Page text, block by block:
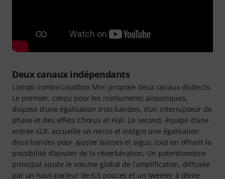
Deux canaux indépendants
L’ampli combo Loudbox Mini propose deux canaux distincts.
Le premier, conçu pour les instruments acoustiques,
dispose d’une égalisation trois bandes, d’un interrupteur de
phase et des effets Chorus et Hall. Le second, équipé d’une
entrée XLR, accueille un micro et intègre une égalisation
deux bandes pour ajuster basses et aigus, tout en offrant la
possibilité d’ajouter de la réverbération. Un potentiomètre
principal ajuste le volume global de l’amplification, diffusée
par un haut-parleur de 6,5 pouces et un tweeter à dôme